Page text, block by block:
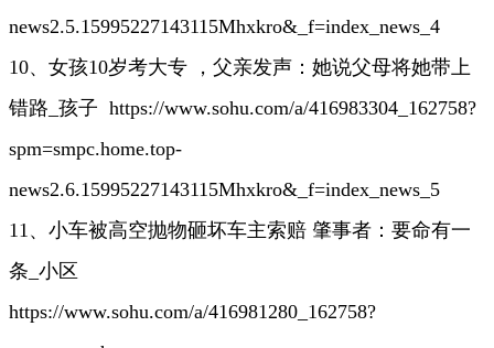
news2.5.15995227143115Mhxkro&_f=index_news_4
10、女孩10岁考大专 ，父亲发声：她说父母将她带上
错路_孩子 https://www.sohu.com/a/416983304_162758?
spm=smpc.home.top-
news2.6.15995227143115Mhxkro&_f=index_news_5
11、小车被高空抛物砸坏车主索赔 肇事者：要命有一
条_小区
https://www.sohu.com/a/416981280_162758?